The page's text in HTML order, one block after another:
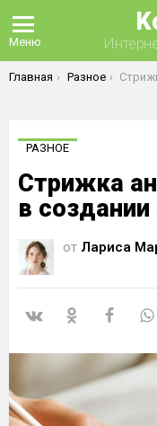
Меню
Вы здесь:
Главная Разное Стрижка
РАЗНОЕ
Стрижка
в создании
от Лариса